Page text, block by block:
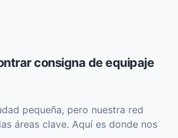
consigna de equipaje
pequeña, pero nuestra red
áreas clave. Aquí es donde nos